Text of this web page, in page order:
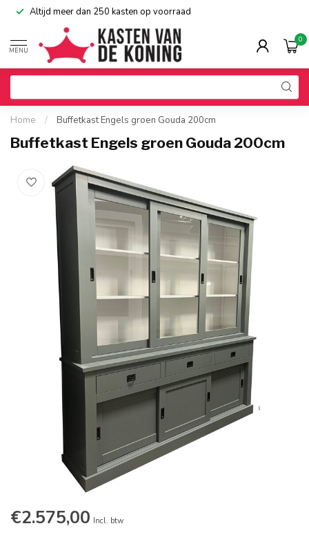
Altijd meer dan 250 kasten op voorraad
MENU
0
Home / Buffetkast Engels groen Gouda 200cm
Buffetkast Engels groen Gouda 200cm
€2.575,00 Incl. btw